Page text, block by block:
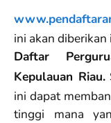
ini akan
Daftar
Kepulauan Riau.
ini dapat
tinggi mana